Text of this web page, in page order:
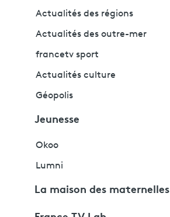
Actualités des régions
Actualités des outre-mer
francetv sport
Actualités culture
Géopolis
Jeunesse
Okoo
Lumni
La maison des maternelles